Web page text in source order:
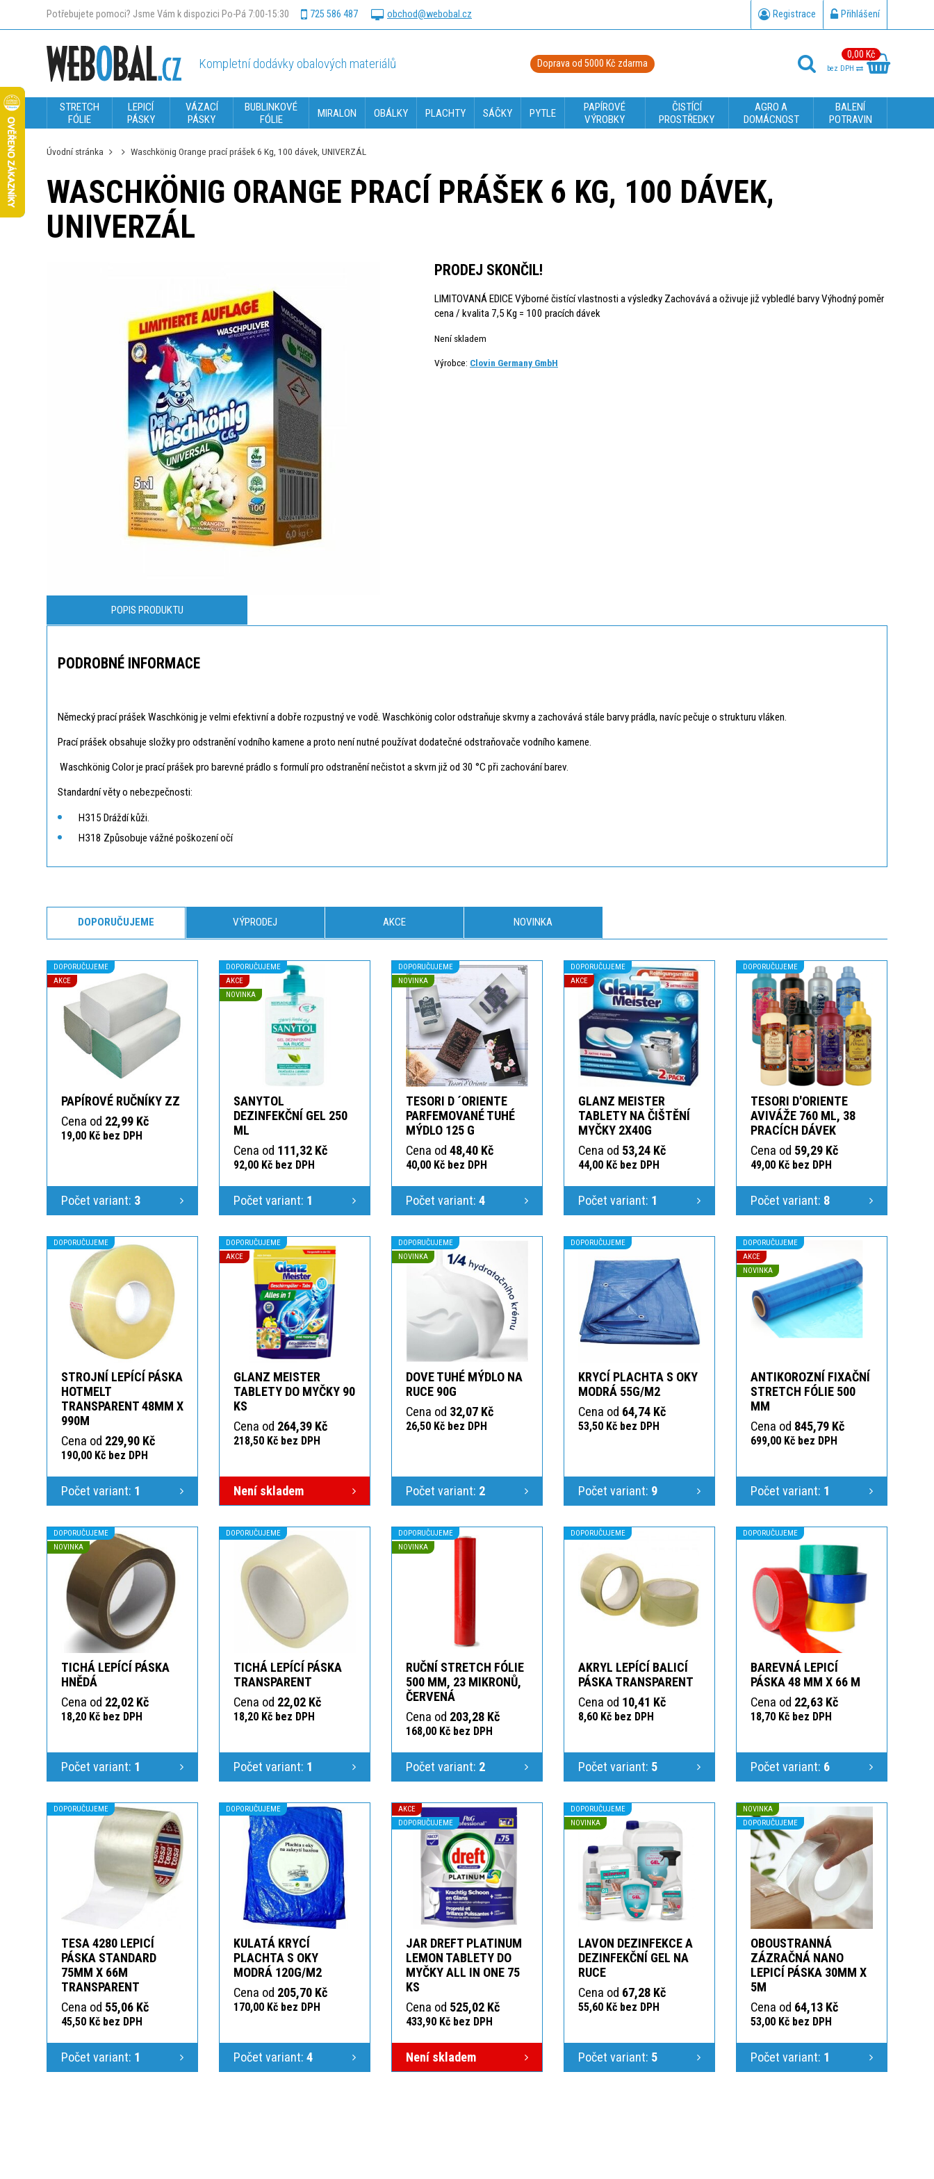
Potřebujete pomoci? Jsme Vám k dispozici Po-Pá 7:00-15:30 725 586 487 obchod@webobal.cz Registrace Přihlášení
Kompletní dodávky obalových materiálů Doprava od 5000 Kč zdarma
0,00 Kč
bez DPH
STRETCH
FÓLIE
LEPICÍ
PÁSKY
VÁZACÍ
PÁSKY
BUBLINKOVÉ
FÓLIE
MIRALON OBÁLKY PLACHTY SÁČKY PYTLE
PAPÍROVÉ
VÝROBKY
ČISTÍCÍ
PROSTŘEDKY
AGRO A
DOMÁCNOST
BALENÍ
POTRAVIN
Úvodní stránka Waschkönig Orange prací prášek 6 Kg, 100 dávek, UNIVERZÁL
WASCHKÖNIG ORANGE PRACÍ PRÁŠEK 6 KG, 100 DÁVEK,
UNIVERZÁL
PRODEJ SKONČIL!
LIMITOVANÁ EDICE Výborné čistící vlastnosti a výsledky Zachovává a oživuje již vybledlé barvy Výhodný poměr
cena / kvalita 7,5 Kg = 100 pracích dávek
Není skladem
Výrobce: Clovin Germany GmbH
POPIS PRODUKTU
PODROBNÉ INFORMACE
Německý prací prášek Waschkönig je velmi efektivní a dobře rozpustný ve vodě. Waschkönig color odstraňuje skvrny a zachovává stále barvy prádla, navíc pečuje o strukturu vláken.
Prací prášek obsahuje složky pro odstranění vodního kamene a proto není nutné používat dodatečné odstraňovače vodního kamene.
Waschkönig Color je prací prášek pro barevné prádlo s formulí pro odstranění nečistot a skvrn již od 30 °C při zachování barev.
Standardní věty o nebezpečnosti:
H315 Dráždí kůži.
H318 Způsobuje vážné poškození očí
DOPORUČUJEME VÝPRODEJ AKCE NOVINKA
DOPORUČUJEME
AKCE
PAPÍROVÉ RUČNÍKY ZZ
Cena od 22,99 Kč
19,00 Kč bez DPH
Počet variant: 3
DOPORUČUJEME
AKCE
NOVINKA
SANYTOL
DEZINFEKČNÍ GEL 250
ML
Cena od 111,32 Kč
92,00 Kč bez DPH
Počet variant: 1
DOPORUČUJEME
NOVINKA
TESORI D ´ORIENTE
PARFEMOVANÉ TUHÉ
MÝDLO 125 G
Cena od 48,40 Kč
40,00 Kč bez DPH
Počet variant: 4
DOPORUČUJEME
AKCE
GLANZ MEISTER
TABLETY NA ČIŠTĚNÍ
MYČKY 2X40G
Cena od 53,24 Kč
44,00 Kč bez DPH
Počet variant: 1
DOPORUČUJEME
TESORI D'ORIENTE
AVIVÁŽE 760 ML, 38
PRACÍCH DÁVEK
Cena od 59,29 Kč
49,00 Kč bez DPH
Počet variant: 8
DOPORUČUJEME
STROJNÍ LEPÍCÍ PÁSKA
HOTMELT
TRANSPARENT 48MM X
990M
Cena od 229,90 Kč
190,00 Kč bez DPH
Počet variant: 1
DOPORUČUJEME
AKCE
GLANZ MEISTER
TABLETY DO MYČKY 90
KS
Cena od 264,39 Kč
218,50 Kč bez DPH
Není skladem
DOPORUČUJEME
NOVINKA
DOVE TUHÉ MÝDLO NA
RUCE 90G
Cena od 32,07 Kč
26,50 Kč bez DPH
Počet variant: 2
DOPORUČUJEME
KRYCÍ PLACHTA S OKY
MODRÁ 55G/M2
Cena od 64,74 Kč
53,50 Kč bez DPH
Počet variant: 9
DOPORUČUJEME
AKCE
NOVINKA
ANTIKOROZNÍ FIXAČNÍ
STRETCH FÓLIE 500
MM
Cena od 845,79 Kč
699,00 Kč bez DPH
Počet variant: 1
DOPORUČUJEME
NOVINKA
TICHÁ LEPÍCÍ PÁSKA
HNĚDÁ
Cena od 22,02 Kč
18,20 Kč bez DPH
Počet variant: 1
DOPORUČUJEME
TICHÁ LEPÍCÍ PÁSKA
TRANSPARENT
Cena od 22,02 Kč
18,20 Kč bez DPH
Počet variant: 1
DOPORUČUJEME
NOVINKA
RUČNÍ STRETCH FÓLIE
500 MM, 23 MIKRONŮ,
ČERVENÁ
Cena od 203,28 Kč
168,00 Kč bez DPH
Počet variant: 2
DOPORUČUJEME
AKRYL LEPÍCÍ BALICÍ
PÁSKA TRANSPARENT
Cena od 10,41 Kč
8,60 Kč bez DPH
Počet variant: 5
DOPORUČUJEME
BAREVNÁ LEPICÍ
PÁSKA 48 MM X 66 M
Cena od 22,63 Kč
18,70 Kč bez DPH
Počet variant: 6
DOPORUČUJEME
TESA 4280 LEPICÍ
PÁSKA STANDARD
75MM X 66M
TRANSPARENT
Cena od 55,06 Kč
45,50 Kč bez DPH
Počet variant: 1
DOPORUČUJEME
KULATÁ KRYCÍ
PLACHTA S OKY
MODRÁ 120G/M2
Cena od 205,70 Kč
170,00 Kč bez DPH
Počet variant: 4
AKCE
DOPORUČUJEME
JAR DREFT PLATINUM
LEMON TABLETY DO
MYČKY ALL IN ONE 75
KS
Cena od 525,02 Kč
433,90 Kč bez DPH
Není skladem
DOPORUČUJEME
NOVINKA
LAVON DEZINFEKCE A
DEZINFEKČNÍ GEL NA
RUCE
Cena od 67,28 Kč
55,60 Kč bez DPH
Počet variant: 5
NOVINKA
DOPORUČUJEME
OBOUSTRANNÁ
ZÁZRAČNÁ NANO
LEPICÍ PÁSKA 30MM X
5M
Cena od 64,13 Kč
53,00 Kč bez DPH
Počet variant: 1